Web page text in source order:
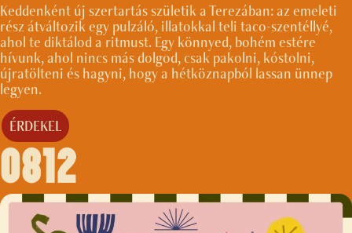
Keddenként új szertartás születik a Terezában: az emeleti
rész átváltozik egy pulzáló, illatokkal teli taco-szentéllyé,
ahol te diktálod a ritmust. Egy könnyed, bohém estére
hívunk, ahol nincs más dolgod, csak pakolni, kóstolni,
újratölteni és hagyni, hogy a hétköznapból lassan ünnep
legyen.
ÉRDEKEL
0812